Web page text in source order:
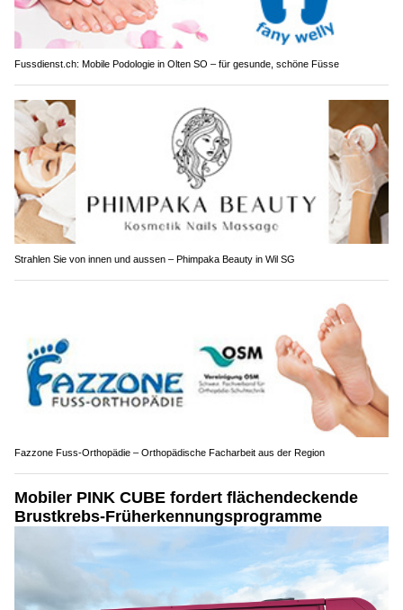
Fussdienst.ch: Mobile Podologie in Olten SO – für gesunde, schöne Füsse
Strahlen Sie von innen und aussen – Phimpaka Beauty in Wil SG
Fazzone Fuss-Orthopädie – Orthopädische Facharbeit aus der Region
Mobiler PINK CUBE fordert flächendeckende
Brustkrebs-Früherkennungsprogramme